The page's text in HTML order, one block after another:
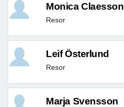
Monica Claesson
Resor
Leif Österlund
Resor
Marja Svensson